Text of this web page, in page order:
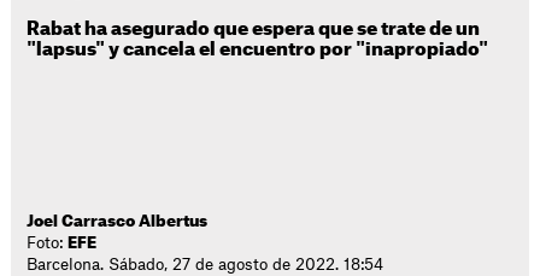
Rabat ha asegurado que espera que se trate de un
"lapsus" y cancela el encuentro por "inapropiado"
Joel Carrasco Albertus
Foto: EFE
Barcelona. Sábado, 27 de agosto de 2022. 18:54